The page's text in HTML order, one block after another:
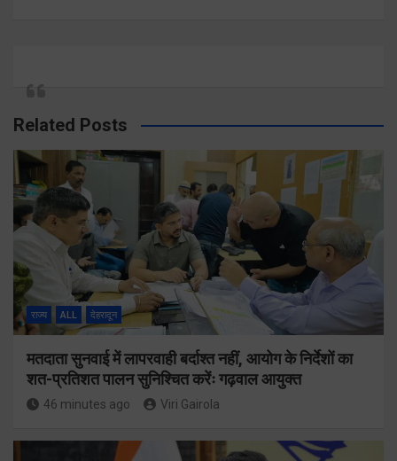
Related Posts
राज्य ALL देहरादून
मतदाता सुनवाई में लापरवाही बर्दाश्त नहीं, आयोग के निर्देशों का
शत-प्रतिशत पालन सुनिश्चित करेंः गढ़वाल आयुक्त
46 minutes ago Viri Gairola